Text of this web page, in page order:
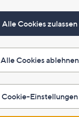
Alle Cookies zulassen
Alle Cookies ablehnen
Cookie-Einstellungen